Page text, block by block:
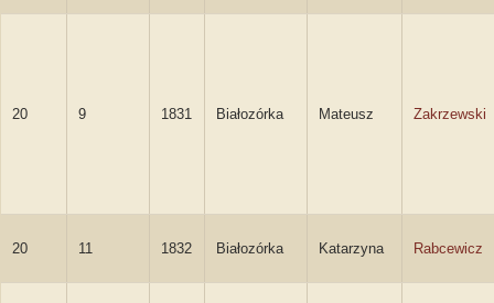
20 9 1831 Białozórka Mateusz Zakrzewski
20 11 1832 Białozórka Katarzyna Rabcewicz